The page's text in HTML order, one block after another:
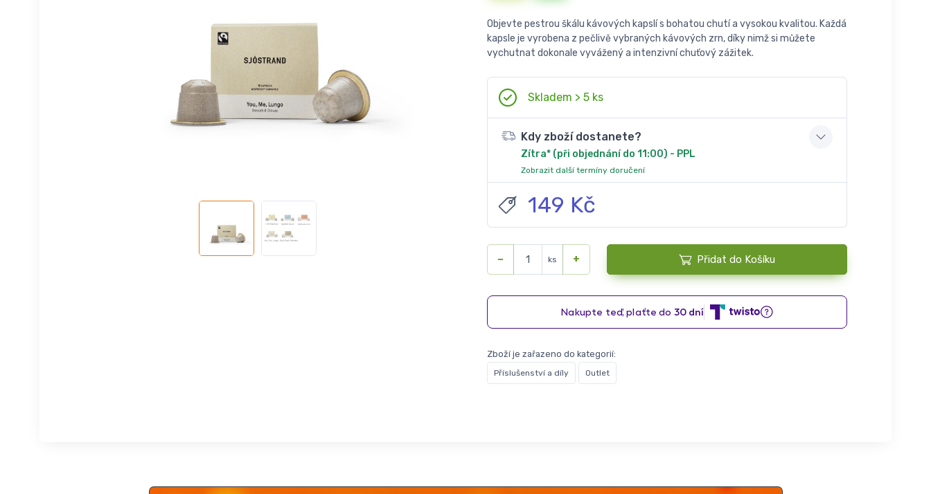
Objevte pestrou škálu kávových kapslí s bohatou chutí a vysokou kvalitou. Každá
kapsle je vyrobena z pečlivě vybraných kávových zrn, díky nimž si můžete
vychutnat dokonale vyvážený a intenzivní chuťový zážitek.
Skladem > 5 ks
Kdy zboží dostanete?
Zítra* (při objednání do 11:00) - PPL
Zobrazit další termíny doručení
149 Kč
− ks + Přidat do Košíku
Zboží je zařazeno do kategorií:
Příslušenství a díly Outlet